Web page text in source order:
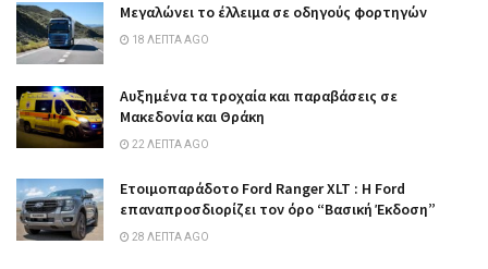
Μεγαλώνει το έλλειμα σε οδηγούς φορτηγών
18 ΛΕΠΤΆ AGO
Αυξημένα τα τροχαία και παραβάσεις σε
Μακεδονία και Θράκη
22 ΛΕΠΤΆ AGO
Ετοιμοπαράδοτο Ford Ranger XLT : Η Ford
επαναπροσδιορίζει τον όρο “Βασική Έκδοση”
28 ΛΕΠΤΆ AGO